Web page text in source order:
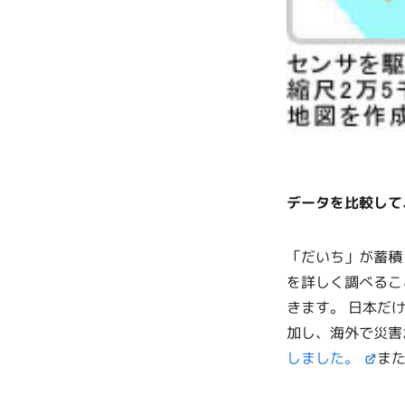
データを比較し
「だいち」が蓄
を詳しく調べる
きます。 日本だ
加し、海外で災
しました。
ま